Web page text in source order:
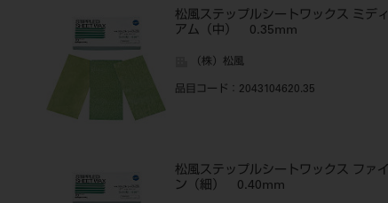
松風ステップルシートワックス ミディ
アム（中） 0.35mm
（株）松風
品目コード ：2043104620.35
松風ステップルシートワックス ファイ
ン（細） 0.40mm